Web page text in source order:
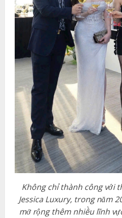
Không chỉ thành công với
Jessica Luxury, trong năm
mở rộng thêm nhiều lĩnh